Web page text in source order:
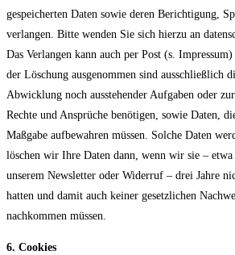
gespeicherten Daten sowie deren Berichtigung,
verlangen. Bitte wenden Sie sich hierzu an
Das Verlangen kann auch per Post (s.
der Löschung ausgenommen sind ausschließlich
Abwicklung noch ausstehender Aufgaben oder
Rechte und Ansprüche benötigen, sowie Daten,
Maßgabe aufbewahren müssen. Solche Daten
löschen wir Ihre Daten dann, wenn wir sie –
unserem Newsletter oder Widerruf – drei Jahre
hatten und damit auch keiner gesetzlichen
nachkommen müssen.
6. Cookies